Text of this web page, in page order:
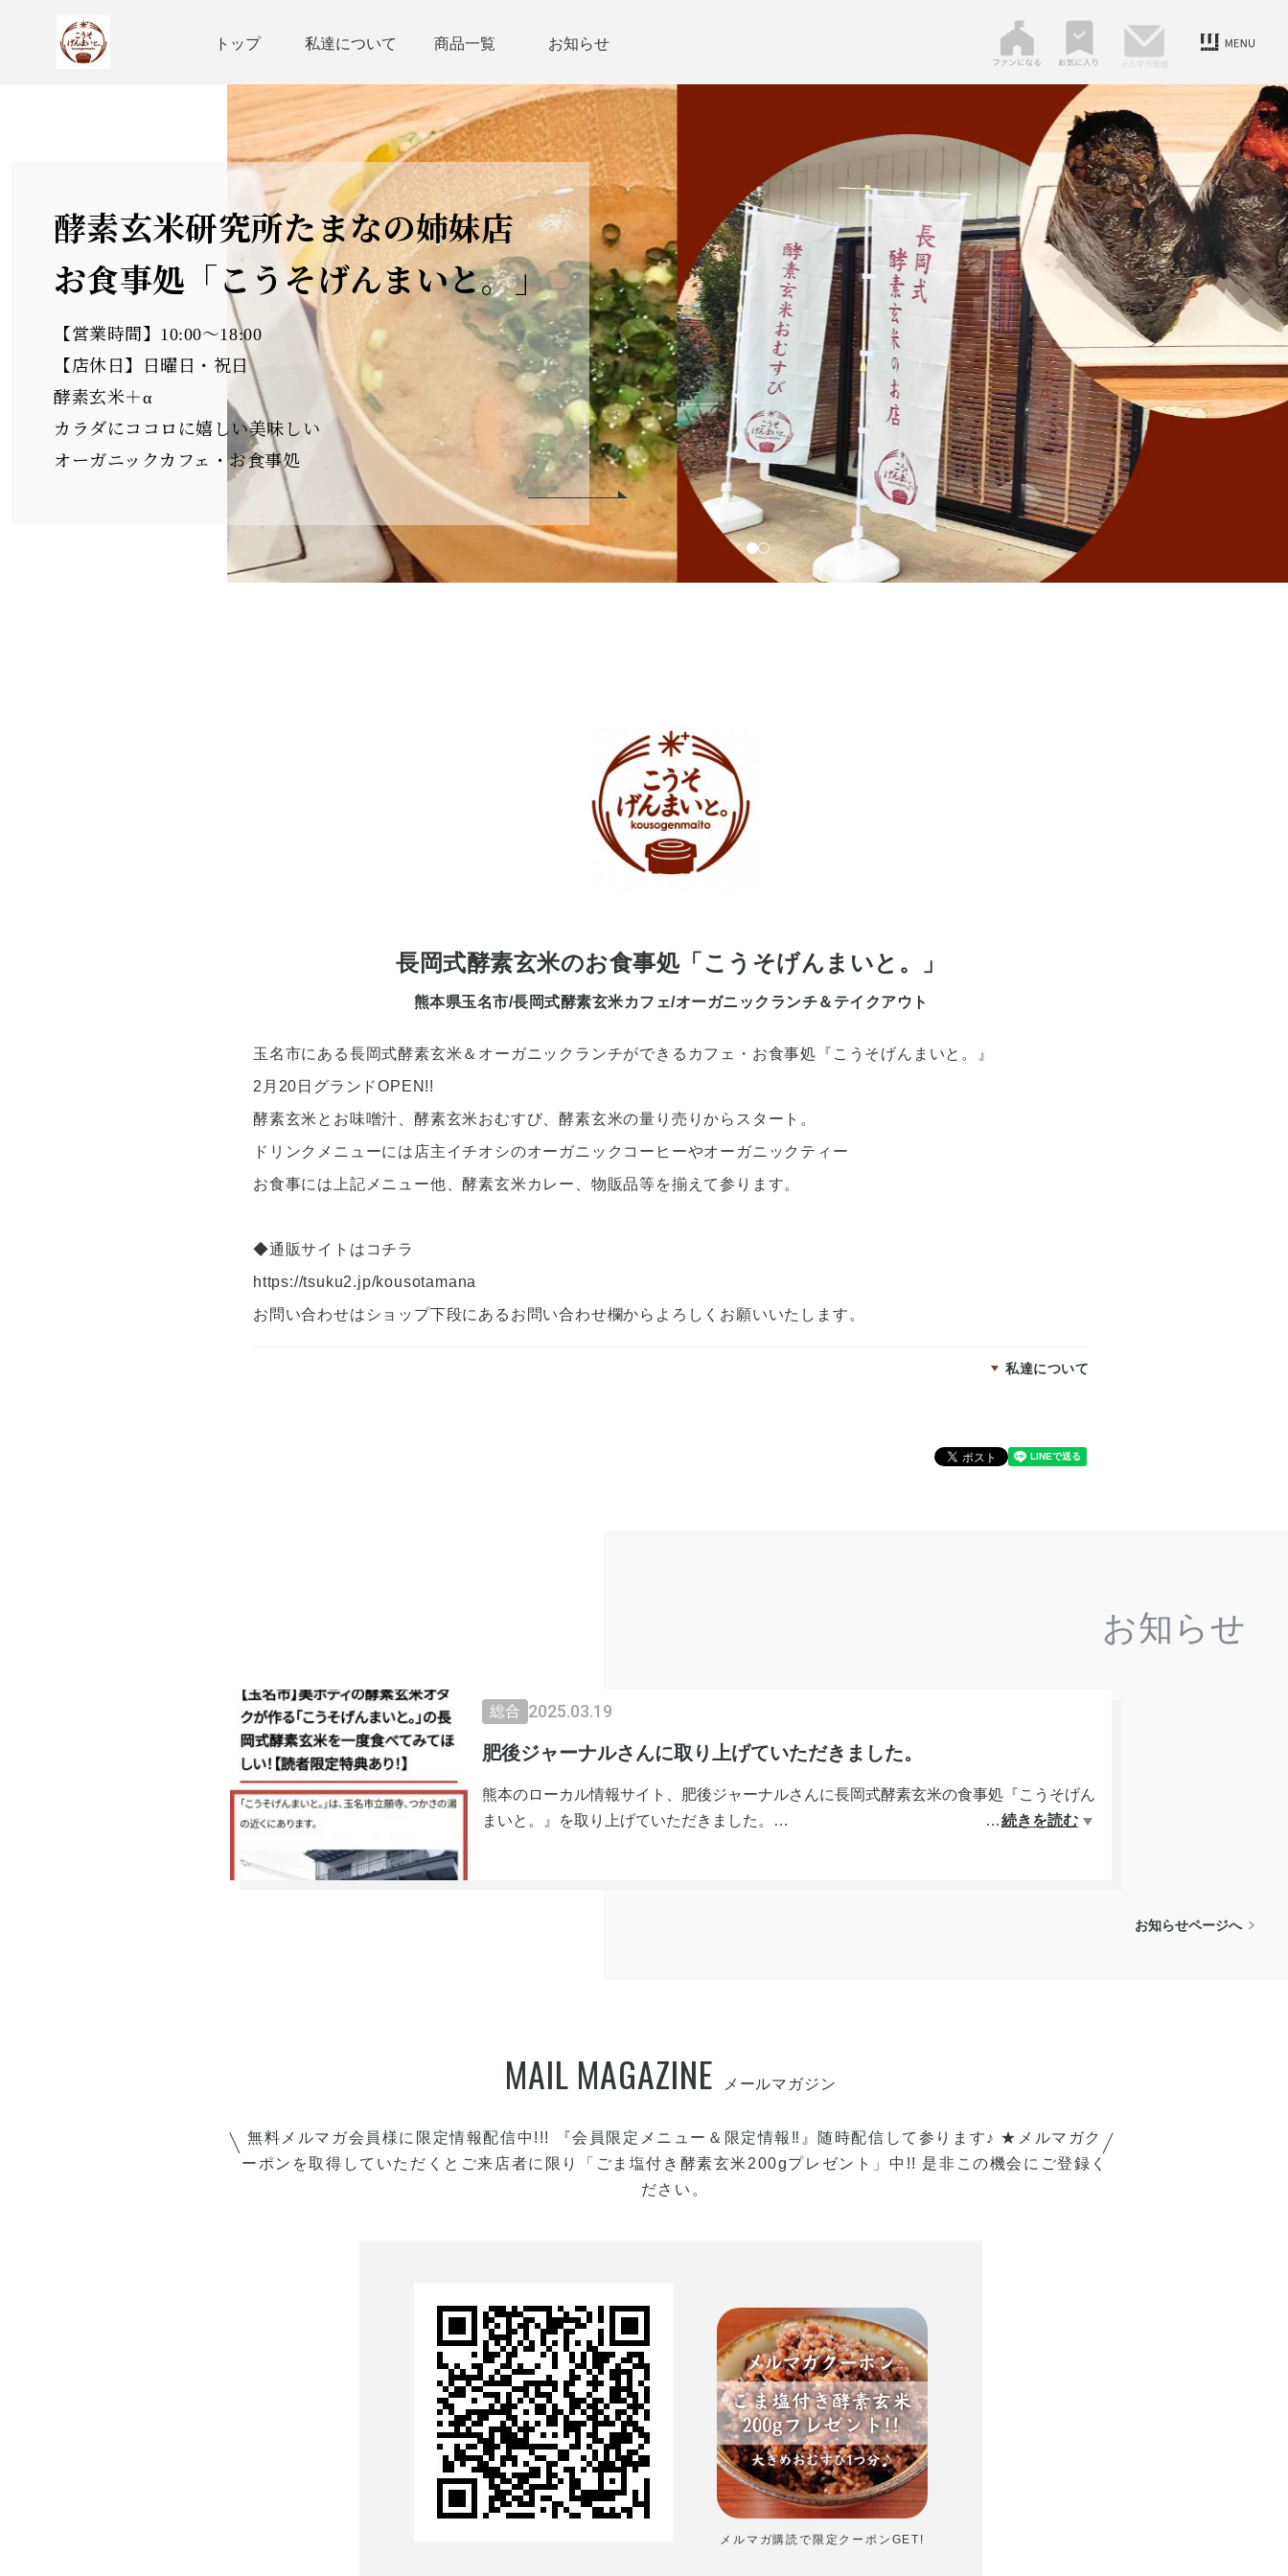
トップ 私達について 商品一覧 お知らせ
酵素玄米研究所たまなの姉妹店
お食事処「こうそげんまいと。」
【営業時間】10:00～18:00
【店休日】日曜日・祝日
酵素玄米＋α
カラダにココロに嬉しい美味しい
オーガニックカフェ・お食事処
長岡式酵素玄米のお食事処「こうそげんまいと。」
熊本県玉名市/長岡式酵素玄米カフェ/オーガニックランチ＆テイクアウト
玉名市にある長岡式酵素玄米＆オーガニックランチができるカフェ・お食事処『こうそげんまいと。』
2月20日グランドOPEN!!
酵素玄米とお味噌汁、酵素玄米おむすび、酵素玄米の量り売りからスタート。
ドリンクメニューには店主イチオシのオーガニックコーヒーやオーガニックティー
お食事には上記メニュー他、酵素玄米カレー、物販品等を揃えて参ります。
◆通販サイトはコチラ
https://tsuku2.jp/kousotamana
お問い合わせはショップ下段にあるお問い合わせ欄からよろしくお願いいたします。
私達について
お知らせ
総合 2025.03.19
肥後ジャーナルさんに取り上げていただきました。
熊本のローカル情報サイト、肥後ジャーナルさんに長岡式酵素玄米の食事処『こうそげん
まいと。』を取り上げていただきました。
…続きを読む
お知らせページへ
MAIL MAGAZINE
無料メルマガ会員様に限定情報配信中!!! 『会員限定メニュー＆限定情報‼』随時配信して参ります♪ ★メルマガク
ーポンを取得していただくとご来店者に限り「ごま塩付き酵素玄米200gプレゼント」中!! 是非この機会にご登録く
ださい。
メルマガ購読で限定クーポンGET!